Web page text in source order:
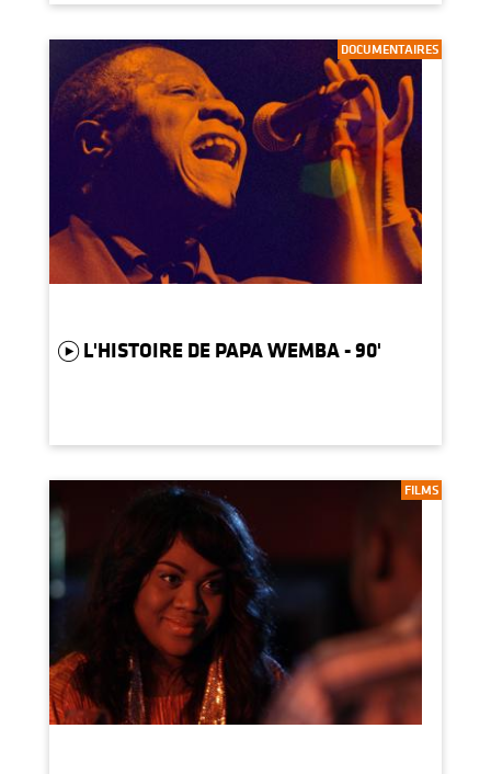
DOCUMENTAIRES
L'HISTOIRE DE PAPA WEMBA - 90'
FILMS